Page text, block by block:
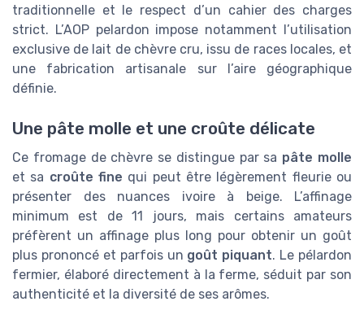
traditionnelle et le respect d’un cahier des charges
strict. L’AOP pelardon impose notamment l’utilisation
exclusive de lait de chèvre cru, issu de races locales, et
une fabrication artisanale sur l’aire géographique
définie.
Une pâte molle et une croûte délicate
Ce fromage de chèvre se distingue par sa pâte molle
et sa croûte fine qui peut être légèrement fleurie ou
présenter des nuances ivoire à beige. L’affinage
minimum est de 11 jours, mais certains amateurs
préfèrent un affinage plus long pour obtenir un goût
plus prononcé et parfois un goût piquant. Le pélardon
fermier, élaboré directement à la ferme, séduit par son
authenticité et la diversité de ses arômes.